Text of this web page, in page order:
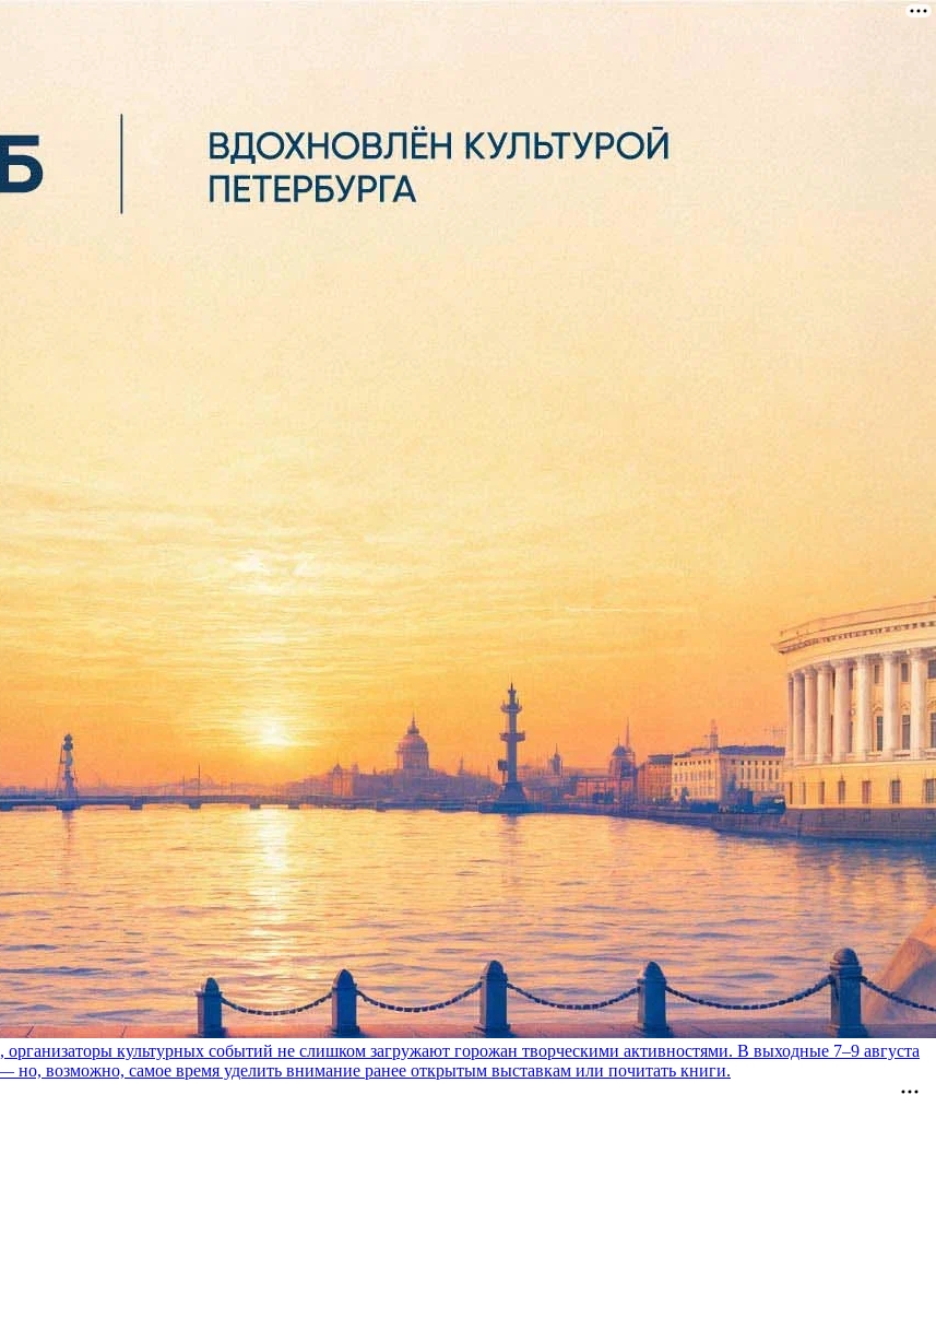
видеоклип
«Короля и Шута» в Ледовом, день рождения Зощенко и кубинские
культурных событий не слишком загружают горожан творческими активностями. В выходные 7–9 августа
но, возможно, самое время уделить внимание ранее открытым выставкам или почитать книги.